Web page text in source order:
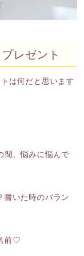
レゼント
は何だと思います
間、悩みに悩んで
書いた時のバラン
前♡